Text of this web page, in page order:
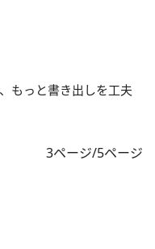
もっと書き出しを工夫
3ページ/5ページ